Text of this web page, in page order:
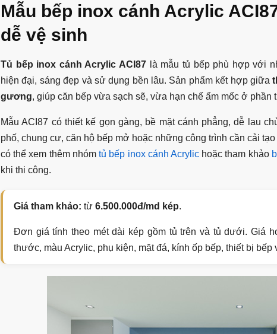
Mẫu bếp inox cánh Acrylic
dễ vệ sinh
Tủ bếp inox cánh Acrylic ACI87 là mẫu tủ bếp phù hợp với
hiện đại, sáng đẹp và sử dụng bền lâu. Sản phẩm kết hợp giữa
gương, giúp căn bếp vừa sạch sẽ, vừa hạn chế ẩm mốc ở phần
Mẫu ACI87 có thiết kế gọn gàng, bề mặt cánh phẳng, dễ lau
phố, chung cư, căn hộ bếp mở hoặc những công trình cần cải
có thể xem thêm nhómtủ bếp inox cánh Acrylichoặc tham khảo
khi thi công.
Giá tham khảo: từ 6.500.000đ/md kép.
Đơn giá tính theo mét dài kép gồm tủ trên và tủ dưới. Giá
thước, màu Acrylic, phụ kiện, mặt đá, kính ốp bếp, thiết bị bếp